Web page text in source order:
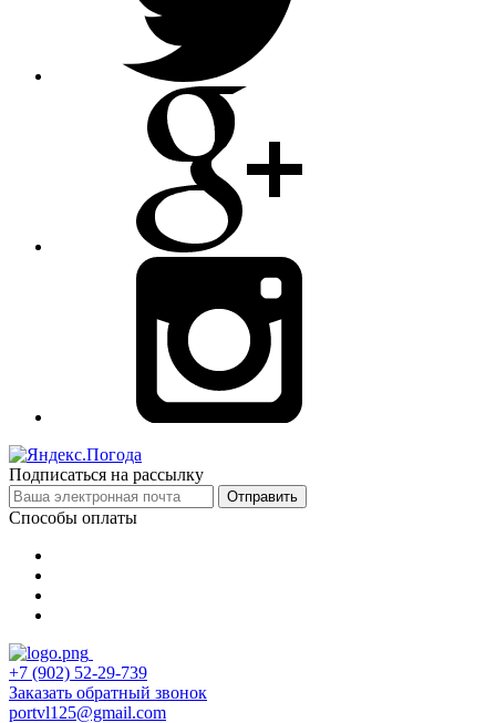
Подписаться на рассылку
Отправить
Способы оплаты
+7 (902) 52-29-739
Заказать обратный звонок
portvl125@gmail.com